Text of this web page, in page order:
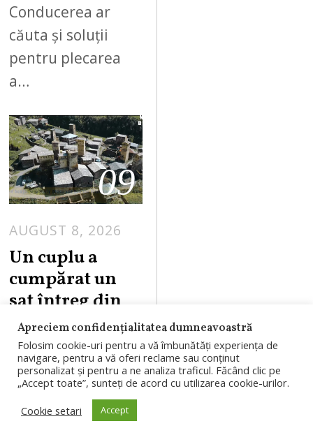
Conducerea ar
căuta și soluții
pentru plecarea
a…
09
AUGUST 8, 2026
Un cuplu a
cumpărat un
sat întreg din
Spania. Are 44
de case,
biserică, școală
și bar
Un cuplu de
Apreciem confidențialitatea dumneavoastră
Folosim cookie-uri pentru a vă îmbunătăți experiența de
navigare, pentru a vă oferi reclame sau conținut
personalizat și pentru a ne analiza traficul. Făcând clic pe
„Accept toate”, sunteți de acord cu utilizarea cookie-urilor.
Cookie setari
Accept